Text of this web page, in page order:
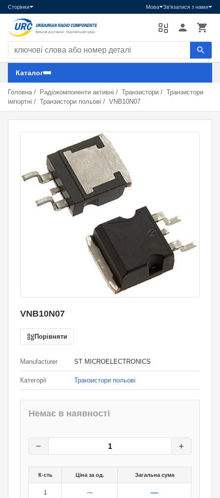
Сторінки Мова Зв'язатися з нами
Пошук компонентів
Каталог
Головна / Радіокомпоненти активні / Транзистори / Транзистори
імпортні / Транзистори польові / VNB10N07
VNB10N07
Порівняти
Manufacturer ST MICROELECTRONICS
Категорії Транзистори польові
Немає в наявності
− +
К-сть Ціна за од. Загальна сума
1 — —